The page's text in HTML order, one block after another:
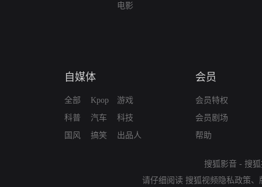
电影
自媒体
全部
科普
国风
Kpop
汽车
搞笑
游戏
科技
出品人
会员
会员特权
会员剧场
帮助
搜狐影音 - 搜
请仔细阅读 搜狐视频隐私政策、